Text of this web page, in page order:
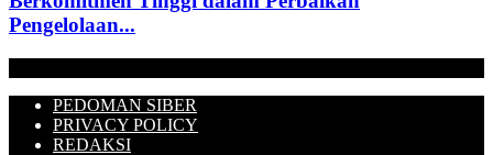
Pengelolaan...
PEDOMAN SIBER
PRIVACY POLICY
REDAKSI